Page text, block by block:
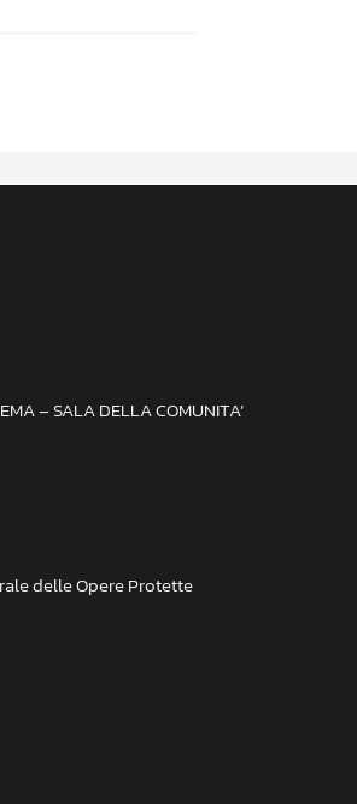
– SALA DELLA COMUNITA’
delle Opere Protette